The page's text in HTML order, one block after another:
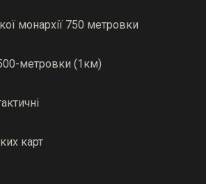
монархії 750 метровки
метровки (1км)
карт